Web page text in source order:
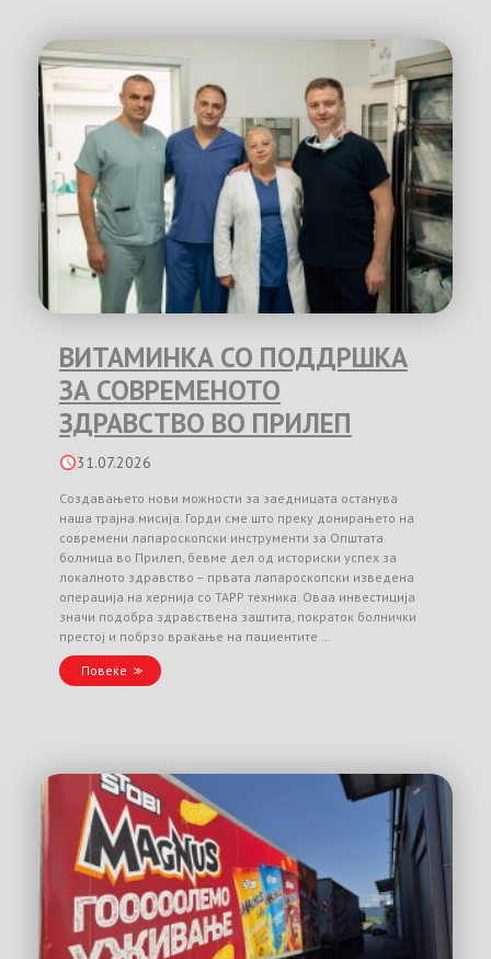
ВИТАМИНКА СО ПОДДРШКА
ЗА СОВРЕМЕНОТО
ЗДРАВСТВО ВО ПРИЛЕП
31.07.2026
Создавањето нови можности за заедницата останува
наша трајна мисија. Горди сме што преку донирањето на
современи лапароскопски инструменти за Општата
болница во Прилеп, бевме дел од историски успех за
локалното здравство – првата лапароскопски изведена
операција на хернија со TAPP техника. Оваа инвестиција
значи подобра здравствена заштита, пократок болнички
престој и побрзо враќање на пациентите …
Повеќе